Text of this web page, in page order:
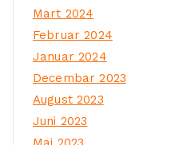
Mart 2024
Februar 2024
Januar 2024
Decembar 2023
August 2023
Juni 2023